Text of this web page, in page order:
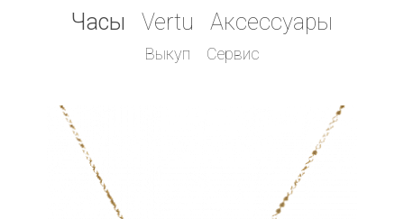
Часы Vertu Аксессуары
Выкуп Сервис